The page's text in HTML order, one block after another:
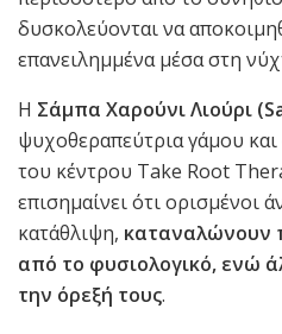
δυσκολεύονται να
επανειλημμένα μέσα στη
Η Σάμπα Χαρούνι Λιούρι
ψυχοθεραπεύτρια γάμου και
του κέντρου Take Root
επισημαίνει ότι ορισμένοι
κατάθλιψη, καταναλώνουν
από το φυσιολογικό, ενώ
την όρεξή τους.